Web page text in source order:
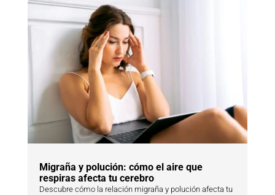
Migraña y polución: cómo el aire que
respiras afecta tu cerebro
Descubre cómo la relación migraña y polución afecta tu